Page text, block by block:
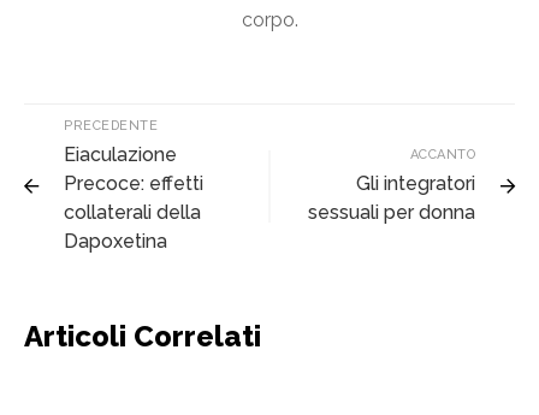
corpo.
PRECEDENTE
Eiaculazione
Precoce: effetti
collaterali della
Dapoxetina
ACCANTO
Gli integratori
sessuali per donna
Articoli Correlati